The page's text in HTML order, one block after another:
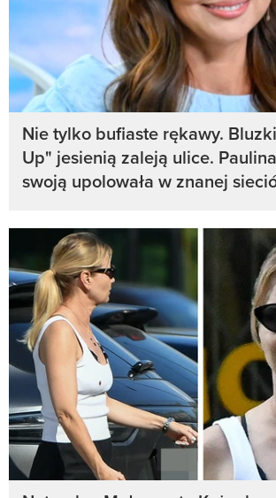
Nie tylko bufiaste rękawy.
Up" jesienią zaleją ulice.
swoją upolowała w znanej